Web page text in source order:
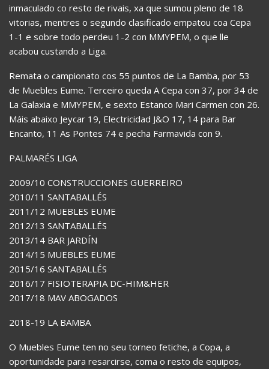
inmaculado co resto de rivais, xa que sumou pleno de 18
vitorias, mentres o segundo clasificado empatou coa Cepa
1-1 e sobre todo perdeu 1-2 con MMYPEM, o que lle
acabou custando a Liga.
Remata o campionato cos 55 puntos de La Bamba, por 53
de Muebles Eume. Terceiro queda A Cepa con 37, por 34 de
La Galaxia e MMYPEM, e sexto Estanco Mari Carmen con 26.
Máis abaixo Jeycar 19, Electricidad J&O 17, 14 para Bar
Encanto, 11 As Pontes 74 e pecha Farmavida con 9.
PALMARÉS LIGA
2009/10 CONSTRUCCIONES GUERREIRO
2010/11 SANTABALLÉS
2011/12 MUEBLES EUME
2012/13 SANTABALLÉS
2013/14 BAR JARDÍN
2014/15 MUEBLES EUME
2015/16 SANTABALLÉS
2016/17 FISIOTERAPIA DC-HIM&HER
2017/18 MAV ABOGADOS
2018-19 LA BAMBA
O Muebles Eume ten no seu torneo fetiche, a Copa, a
oportunidade para resarcirse, coma o resto de equipos,